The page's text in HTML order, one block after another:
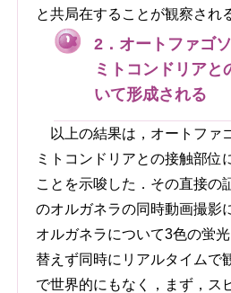
と共局在することが観察され
2．オートファゴ
ミトコンドリアと
いて形成される
以上の結果は，オートファ
ミトコンドリアとの接触部位
ことを示唆した．その直接の
のオルガネラの同時動画撮影
オルガネラについて3色の蛍
替えず同時にリアルタイムで
で世界的にもなく，まず，ス